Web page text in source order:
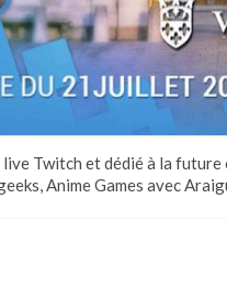
Twitch et dédié à la future
Anime Games avec